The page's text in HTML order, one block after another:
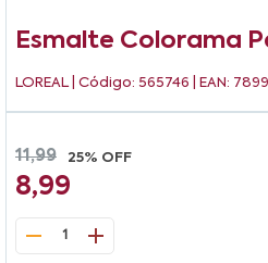
Esmalte Colorama
LOREAL | Código: 565746 | EAN:
11,99 25% OFF
8,99
1